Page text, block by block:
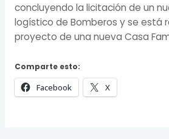
concluyendo la licitación de un
logístico de Bomberos y se está
proyecto de una nueva Casa
Comparte esto:
Facebook X